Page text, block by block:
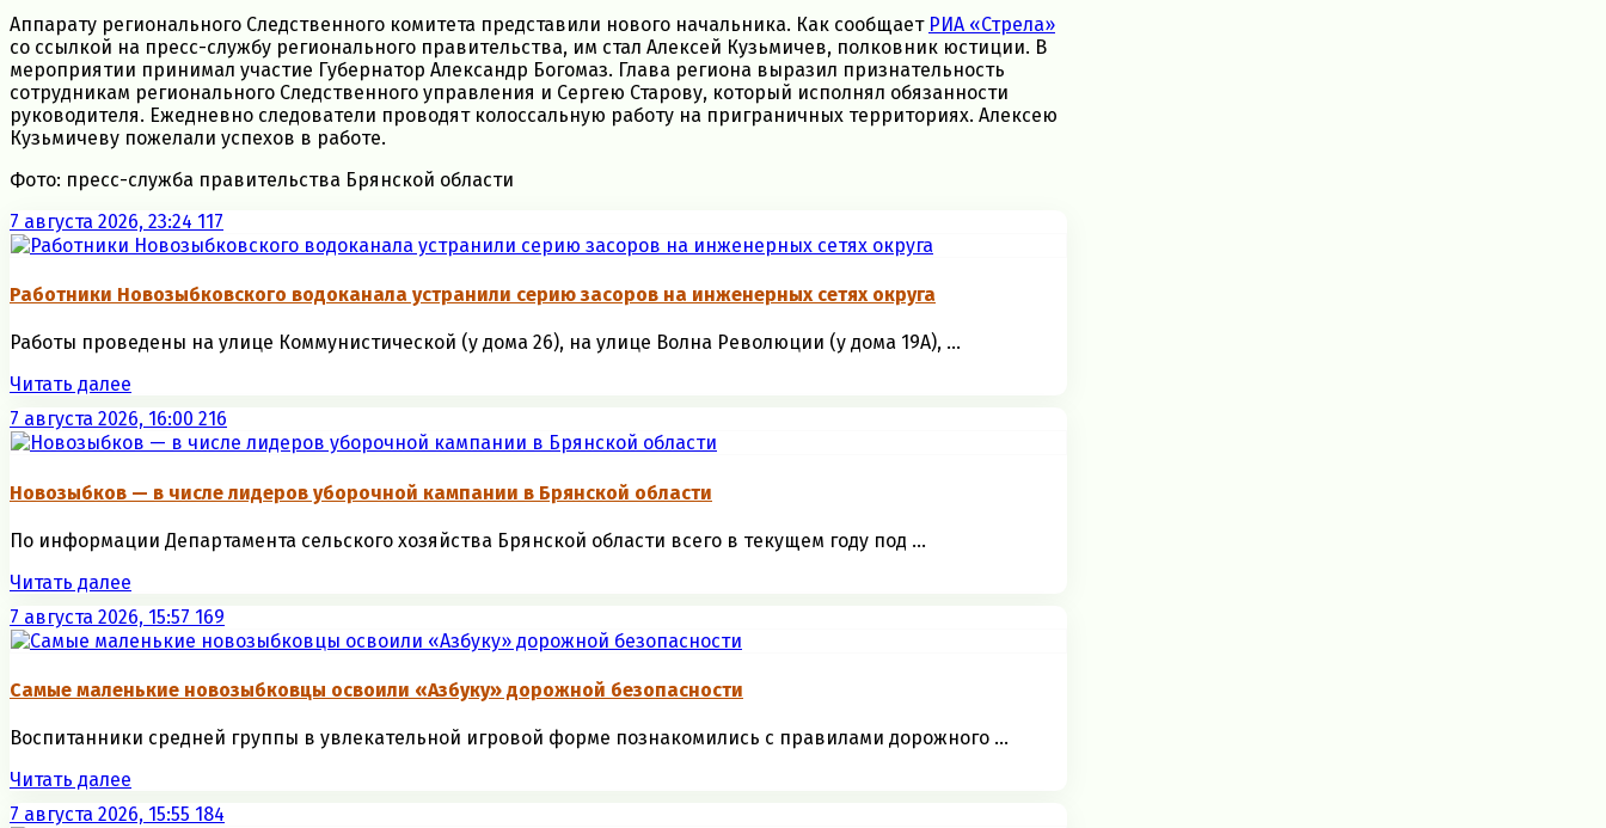
Аппарату регионального Следственного комитета представили нового начальника. Как сообщает РИА «Стрела»
со ссылкой на пресс-службу регионального правительства, им стал Алексей Кузьмичев, полковник юстиции. В
мероприятии принимал участие Губернатор Александр Богомаз. Глава региона выразил признательность
сотрудникам регионального Следственного управления и Сергею Старову, который исполнял обязанности
руководителя. Ежедневно следователи проводят колоссальную работу на приграничных территориях. Алексею
Кузьмичеву пожелали успехов в работе.
Фото: пресс-служба правительства Брянской области
7 августа 2026, 23:24 117
Работники Новозыбковского водоканала устранили серию засоров на инженерных сетях округа
Работы проведены на улице Коммунистической (у дома 26), на улице Волна Революции (у дома 19А), ...
Читать далее
7 августа 2026, 16:00 216
Новозыбков — в числе лидеров уборочной кампании в Брянской области
По информации Департамента сельского хозяйства Брянской области всего в текущем году под ...
Читать далее
7 августа 2026, 15:57 169
Самые маленькие новозыбковцы освоили «Азбуку» дорожной безопасности
Воспитанники средней группы в увлекательной игровой форме познакомились с правилами дорожного ...
Читать далее
7 августа 2026, 15:55 184